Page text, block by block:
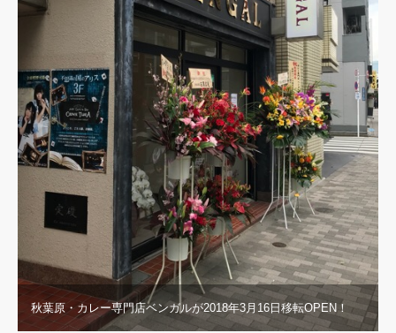
秋葉原・カレー専門店ベンガルが2018年3月16日移転OPEN！